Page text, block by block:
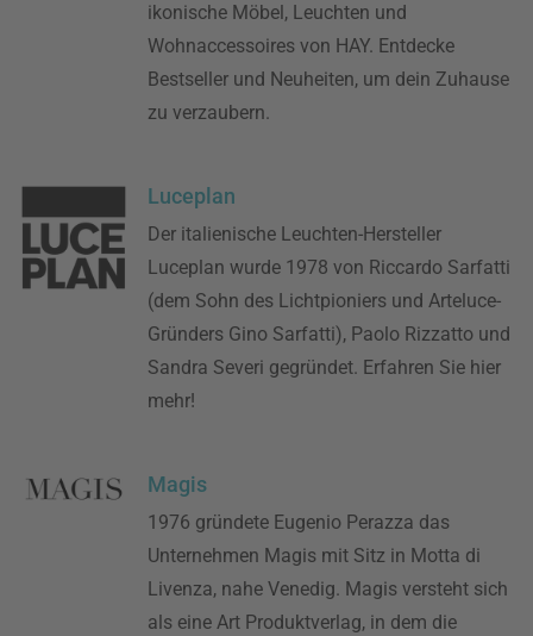
ikonische Möbel, Leuchten und
Wohnaccessoires von HAY. Entdecke
Bestseller und Neuheiten, um dein Zuhause
zu verzaubern.
Luceplan
Der italienische Leuchten-Hersteller
Luceplan wurde 1978 von Riccardo Sarfatti
(dem Sohn des Lichtpioniers und Arteluce-
Gründers Gino Sarfatti), Paolo Rizzatto und
Sandra Severi gegründet. Erfahren Sie hier
mehr!
Magis
1976 gründete Eugenio Perazza das
Unternehmen Magis mit Sitz in Motta di
Livenza, nahe Venedig. Magis versteht sich
als eine Art Produktverlag, in dem die